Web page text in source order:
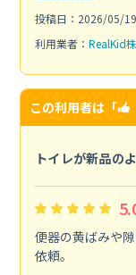
投稿日：2026/05/19
利用業者： RealKid
この利用者は「
トイレが新品の
便器の黄ばみや
依頼。